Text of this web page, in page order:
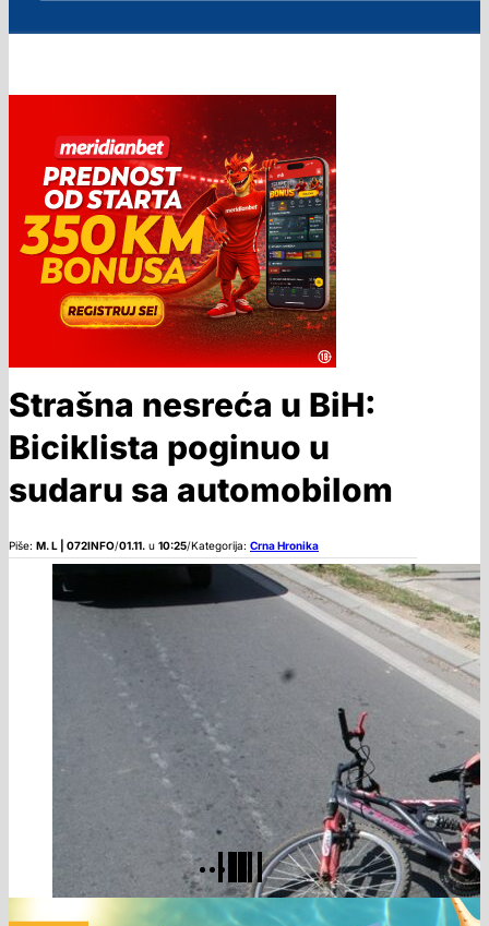
Strašna nesreća u BiH:
Biciklista poginuo u
sudaru sa automobilom
Piše: M. L | 072INFO/01.11. u 10:25/Kategorija: Crna Hronika